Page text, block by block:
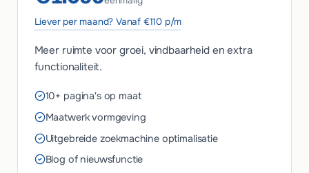
Liever per maand? Vanaf €110 p/m
Meer ruimte voor groei, vindbaarheid en extra
functionaliteit.
10+ pagina's op maat
Maatwerk vormgeving
Uitgebreide zoekmachine optimalisatie
Blog of nieuwsfunctie